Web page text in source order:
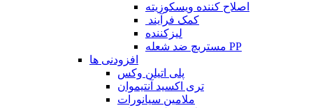
اصلاح کننده ویسکوزیته
کمک فرآیند
لیزکننده
مستربچ ضد شعله PP
افزودنی ها
پلی اتیلن وکس
تری اکسید آنتیموان
ملامین سیانورات